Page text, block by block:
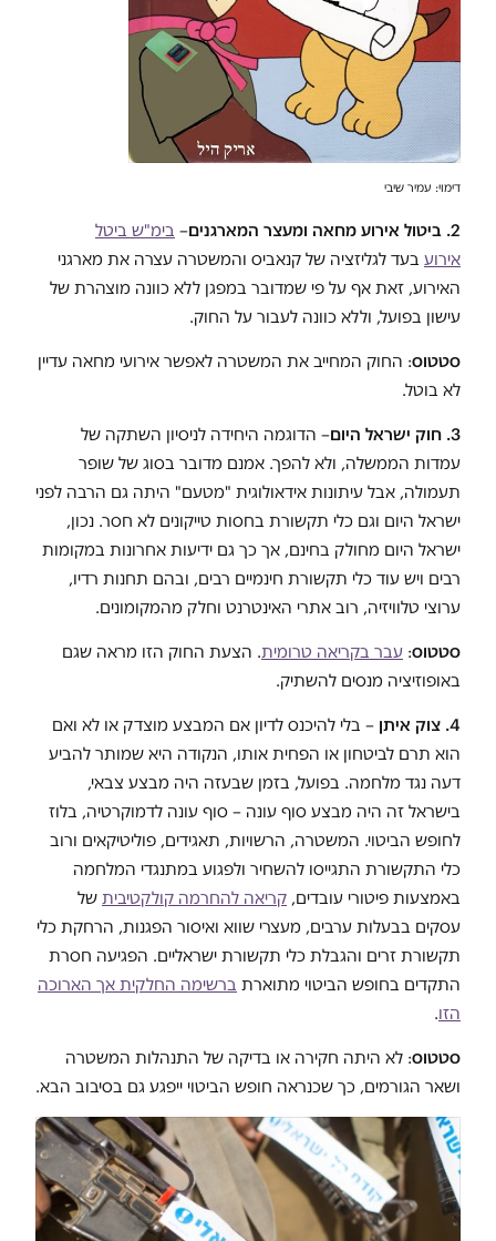
דימוי: עמיר שיבי
2. ביטול אירוע מחאה ומעצר המארגנים – בימ"ש ביטל
אירוע בעד לגליזציה של קנאביס והמשטרה עצרה את מארגני
האירוע, זאת אף על פי שמדובר במפגן ללא כוונה מוצהרת של
עישון בפועל, וללא כוונה לעבור על החוק.
סטטוס: החוק המחייב את המשטרה לאפשר אירועי מחאה עדיין
לא בוטל.
3. חוק ישראל היום
– הדוגמה היחידה לניסיון השתקה של
עמדות הממשלה, ולא להפך. אמנם מדובר בסוג של שופר
תעמולה, אבל עיתונות אידאולוגית "מטעם" היתה גם הרבה לפני
ישראל היום וגם כלי תקשורת בחסות טייקונים לא חסר. נכון,
ישראל היום מחולק בחינם, אך כך גם ידיעות אחרונות במקומות
רבים ויש עוד כלי תקשורת חינמיים רבים, ובהם תחנות רדיו,
ערוצי טלוויזיה, רוב אתרי האינטרנט וחלק מהמקומונים.
סטטוס: עבר בקריאה טרומית. הצעת החוק הזו מראה שגם
באופוזיציה מנסים להשתיק.
4. צוק איתן
– בלי להיכנס לדיון אם המבצע מוצדק או לא ואם
הוא תרם לביטחון או הפחית אותו, הנקודה היא שמותר להביע
דעה נגד מלחמה. בפועל, בזמן שבעזה היה מבצע צבאי,
בישראל זה היה מבצע סוף עונה – סוף עונה לדמוקרטיה, בלוז
לחופש הביטוי. המשטרה, הרשויות, תאגידים, פוליטיקאים ורוב
כלי התקשורת התגייסו להשחיר ולפגוע במתנגדי המלחמה
באמצעות פיטורי עובדים, קריאה להחרמה קולקטיבית של
עסקים בבעלות ערבים, מעצרי שווא ואיסור הפגנות, הרחקת כלי
תקשורת זרים והגבלת כלי תקשורת ישראליים. הפגיעה חסרת
התקדים בחופש הביטוי מתוארת ברשימה החלקית אך הארוכה
הזו.
סטטוס: לא היתה חקירה או בדיקה של התנהלות המשטרה
ושאר הגורמים, כך שכנראה חופש הביטוי ייפגע גם בסיבוב הבא.